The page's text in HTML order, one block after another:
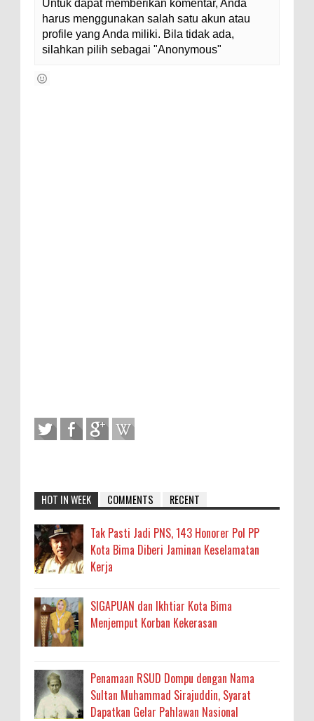
Untuk dapat memberikan komentar, Anda
harus menggunakan salah satu akun atau
profile yang Anda miliki. Bila tidak ada,
silahkan pilih sebagai "Anonymous"
HOT IN WEEK COMMENTS RECENT
Tak Pasti Jadi PNS, 143 Honorer Pol PP
Kota Bima Diberi Jaminan Keselamatan
Kerja
SIGAPUAN dan Ikhtiar Kota Bima
Menjemput Korban Kekerasan
Penamaan RSUD Dompu dengan Nama
Sultan Muhammad Sirajuddin, Syarat
Dapatkan Gelar Pahlawan Nasional